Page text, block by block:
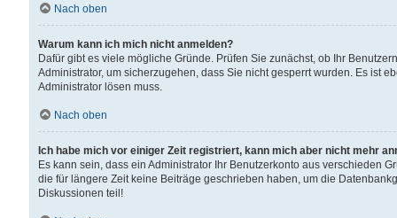
Nach oben
Warum kann ich mich nicht anmelden?
Dafür gibt es viele mögliche Gründe. Prüfen Sie zunächst, ob Ihr
Administrator, um sicherzugehen, dass Sie nicht gesperrt wurden. Es ist
Administrator lösen muss.
Nach oben
Ich habe mich vor einiger Zeit registriert, kann mich aber nicht mehr
Es kann sein, dass ein Administrator Ihr Benutzerkonto aus verschieden
die für längere Zeit keine Beiträge geschrieben haben, um die
Diskussionen teil!